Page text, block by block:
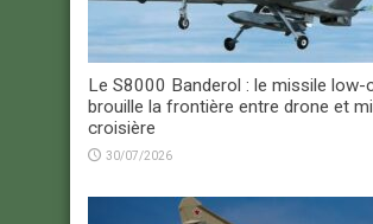
Le S8000 Banderol : le missile low-
brouille la frontière entre drone et
croisière
30/07/2026